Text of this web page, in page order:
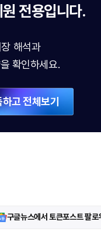
전용입니다.
해석과
확인하세요.
하고 전체보기
구글뉴스에서 토큰포스트 팔로